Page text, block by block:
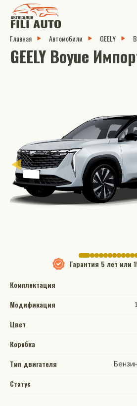
Главная Автомобили GEELY
GEELY Boyue
Гарантия 5 лет или
Комплектация
Модификация
Цвет
Коробка
Тип двигателя
Статус